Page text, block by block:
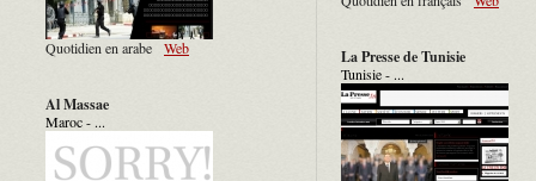
Quotidien en arabe Web
Al Massae
Maroc - ...
La Presse de Tunisie
Tunisie - ...